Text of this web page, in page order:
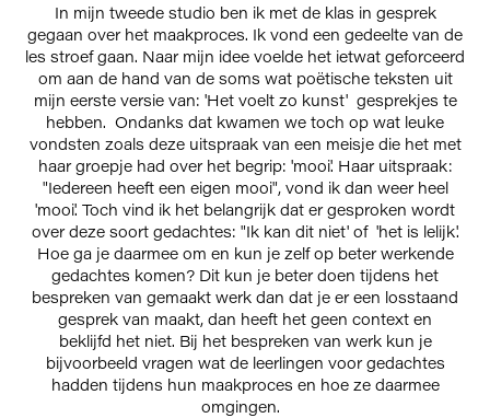
In mijn tweede studio ben ik met de klas in gesprek
gegaan over het maakproces. Ik vond een gedeelte van de
les stroef gaan. Naar mijn idee voelde het ietwat geforceerd
om aan de hand van de soms wat poëtische teksten uit
mijn eerste versie van: 'Het voelt zo kunst' gesprekjes te
hebben. Ondanks dat kwamen we toch op wat leuke
vondsten zoals deze uitspraak van een meisje die het met
haar groepje had over het begrip: 'mooi'. Haar uitspraak:
"Iedereen heeft een eigen mooi", vond ik dan weer heel
'mooi'. Toch vind ik het belangrijk dat er gesproken wordt
over deze soort gedachtes: "Ik kan dit niet' of 'het is lelijk'.
Hoe ga je daarmee om en kun je zelf op beter werkende
gedachtes komen? Dit kun je beter doen tijdens het
bespreken van gemaakt werk dan dat je er een losstaand
gesprek van maakt, dan heeft het geen context en
beklijfd het niet. Bij het bespreken van werk kun je
bijvoorbeeld vragen wat de leerlingen voor gedachtes
hadden tijdens hun maakproces en hoe ze daarmee
omgingen.